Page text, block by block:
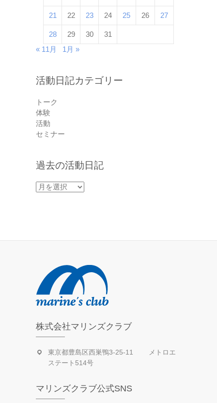
21 22 23 24 25 26 27
28 29 30
31
« 11月
1月 »
活動日記カテゴリー
トーク
体験
活動
セミナー
過去の活動日記
過
日
株式会社マリンズクラブ
東京都豊島区西巣鴨3-25-11 メトロエ
ステート514号
マリンズクラブ公式SNS